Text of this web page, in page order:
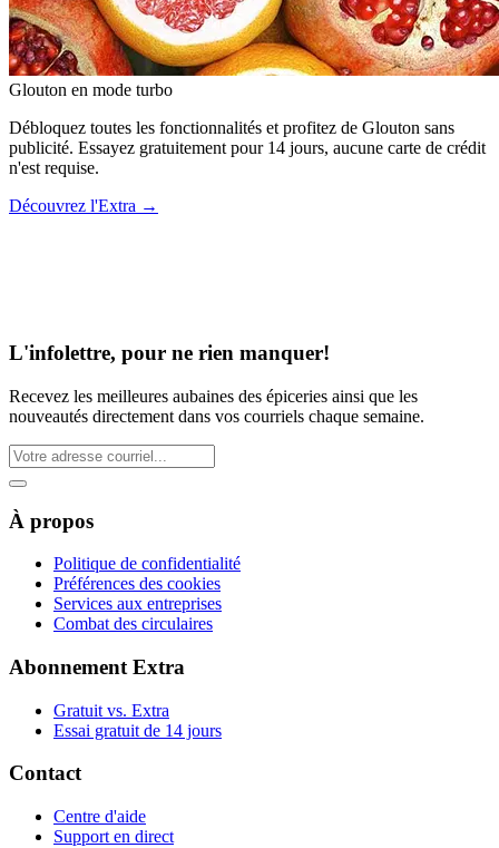
Glouton en mode turbo
Débloquez toutes les fonctionnalités et profitez de Glouton sans
publicité. Essayez gratuitement pour 14 jours, aucune carte de crédit
n'est requise.
Découvrez l'Extra →
L'infolettre, pour ne rien manquer!
Recevez les meilleures aubaines des épiceries ainsi que les
nouveautés directement dans vos courriels chaque semaine.
À propos
Politique de confidentialité
Préférences des cookies
Services aux entreprises
Combat des circulaires
Abonnement Extra
Gratuit vs. Extra
Essai gratuit de 14 jours
Contact
Centre d'aide
Support en direct